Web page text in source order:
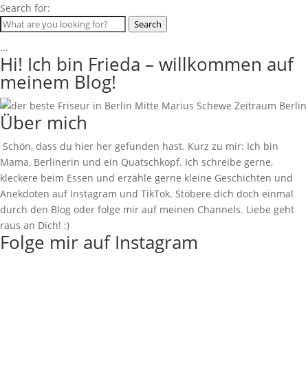
Search for:
Search
...
Hi! Ich bin Frieda – willkommen auf
meinem Blog!
Über mich
Schön, dass du hier her gefunden hast. Kurz zu mir: Ich bin
Mama, Berlinerin und ein Quatschkopf. Ich schreibe gerne,
kleckere beim Essen und erzähle gerne kleine Geschichten und
Anekdoten auf Instagram und TikTok. Stöbere dich doch einmal
durch den Blog oder folge mir auf meinen Channels. Liebe geht
raus an Dich! :)
Folge mir auf Instagram